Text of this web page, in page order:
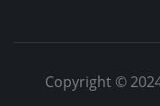
Copyright ©